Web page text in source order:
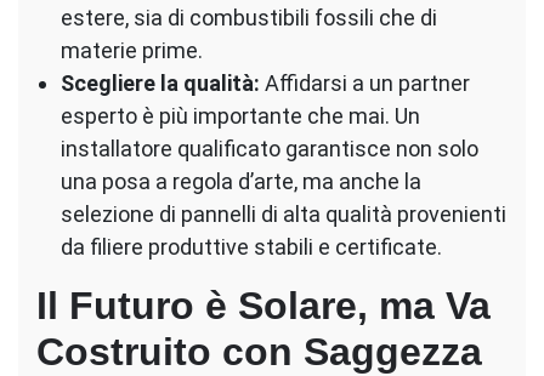
estere, sia di combustibili fossili che di
materie prime.
Scegliere la qualità: Affidarsi a un partner
esperto è più importante che mai. Un
installatore qualificato garantisce non solo
una posa a regola d’arte, ma anche la
selezione di pannelli di alta qualità provenienti
da filiere produttive stabili e certificate.
Il Futuro è Solare, ma Va
Costruito con Saggezza